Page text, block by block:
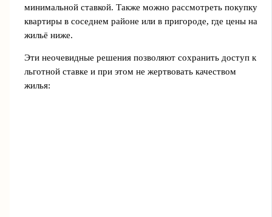
минимальной ставкой. Также можно рассмотреть покупку
квартиры в соседнем районе или в пригороде, где цены на
жильё ниже.
Эти неочевидные решения позволяют сохранить доступ к
льготной ставке и при этом не жертвовать качеством
жилья: